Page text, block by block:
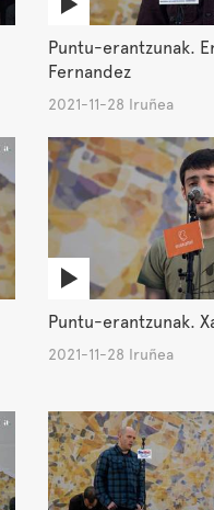
Puntu-erantzunak.
Fernandez
2021-11-28 Iruñea
Puntu-erantzunak.
2021-11-28 Iruñea